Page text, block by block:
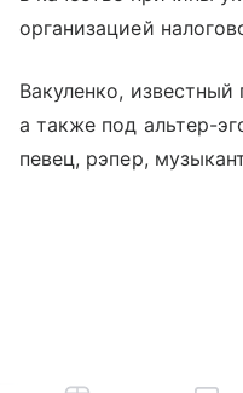
организацией
Вакуленко,
а также под альтер-
певец, рэпер,